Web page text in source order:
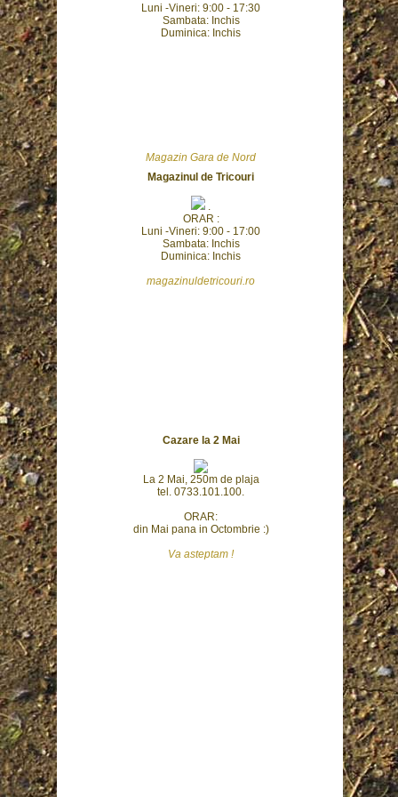
Luni -Vineri: 9:00 - 17:30
Sambata: Inchis
Duminica: Inchis
Magazin Gara de Nord
Magazinul de Tricouri
.
ORAR :
Luni -Vineri: 9:00 - 17:00
Sambata: Inchis
Duminica: Inchis
magazinuldetricouri.ro
Cazare la 2 Mai
La 2 Mai, 250m de plaja
tel. 0733.101.100.
ORAR:
din Mai pana in Octombrie :)
Va asteptam !